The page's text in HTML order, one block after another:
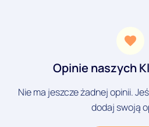
Opinie naszych
Nie ma jeszcze żadnej opinii.
dodaj swoją